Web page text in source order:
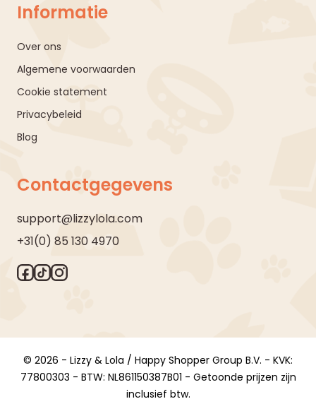
Informatie
Over ons
Algemene voorwaarden
Cookie statement
Privacybeleid
Blog
Contactgegevens
support@lizzylola.com
+31(0) 85 130 4970
© 2026 - Lizzy & Lola / Happy Shopper Group B.V. - KVK:
77800303 - BTW: NL861150387B01 - Getoonde prijzen zijn
inclusief btw.